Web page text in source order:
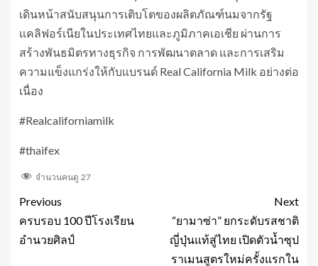
เดินหน้าสนับสนุนการเติบโตของผลิตภัณฑ์นมจากรัฐ
แคลิฟอร์เนียในประเทศไทยและภูมิภาคเอเชีย ผ่านการ
สร้างพันธมิตรทางธุรกิจ การพัฒนาตลาด และการเสริม
ความแข็งแกร่งให้กับแบรนด์ Real California Milk อย่างต่อ
เนื่อง
#Realcaliforniamilk
#thaifex
จำนวนคนดู 27
Previous
ครบรอบ 100 ปีโรงเรียน
อำนวยศิลป์
Next
“ยามาซ่า” ยกระดับรสชาติ
ญี่ปุ่นแท้สู่ไทย เปิดตัวน้ำซุป
ราเมนสูตรใหม่ครั้งแรกใน